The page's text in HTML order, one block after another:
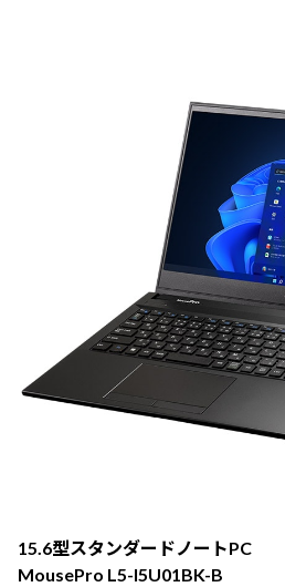
15.6型スタンダードノートPC
MousePro L5-I5U01BK-B